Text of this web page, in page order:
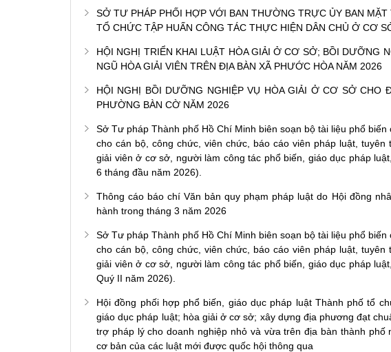
SỞ TƯ PHÁP PHỐI HỢP VỚI BAN THƯỜNG TRỰC ỦY BAN
TỔ CHỨC TẬP HUẤN CÔNG TÁC THỰC HIỆN DÂN CHỦ Ở CƠ
HỘI NGHỊ TRIỂN KHAI LUẬT HÒA GIẢI Ở CƠ SỞ; BỒI DƯỠNG
NGŨ HÒA GIẢI VIÊN TRÊN ĐỊA BÀN XÃ PHƯỚC HÒA NĂM 2026
HỘI NGHỊ BỒI DƯỠNG NGHIỆP VỤ HÒA GIẢI Ở CƠ SỞ CHO
PHƯỜNG BÀN CỜ NĂM 2026
Sở Tư pháp Thành phố Hồ Chí Minh biên soạn bộ tài liệu phổ
cho cán bộ, công chức, viên chức, báo cáo viên pháp luật,
giải viên ở cơ sở, người làm công tác phổ biến, giáo dục pháp
6 tháng đầu năm 2026).
Thông cáo báo chí Văn bản quy phạm pháp luật do Hội đồng
hành trong tháng 3 năm 2026
Sở Tư pháp Thành phố Hồ Chí Minh biên soạn bộ tài liệu phổ
cho cán bộ, công chức, viên chức, báo cáo viên pháp luật,
giải viên ở cơ sở, người làm công tác phổ biến, giáo dục pháp
Quý II năm 2026).
Hội đồng phối hợp phổ biến, giáo dục pháp luật Thành phố tổ
giáo dục pháp luật; hòa giải ở cơ sở; xây dựng địa phương đạt
trợ pháp lý cho doanh nghiệp nhỏ và vừa trên địa bàn thành phố
cơ bản của các luật mới được quốc hội thông qua